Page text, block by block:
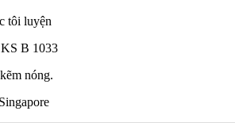
tôi luyện
B 1033
nóng.